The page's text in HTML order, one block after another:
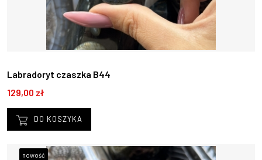
Labradoryt czaszka B44
129,00 zł
DO KOSZYKA
nowość